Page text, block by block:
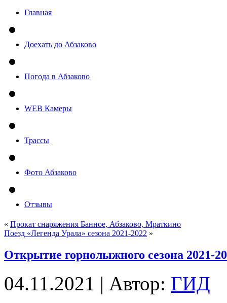
Главная
Доехать до Абзаково
Погода в Абзаково
WEB Камеры
Трассы
Фото Абзаково
Отзывы
« Прокат снаряжения Банное, Абзаково, Мраткино
Поезд «Легенда Урала» сезона 2021-2022 »
Открытие горнолыжного сезона 2021-
04.11.2021 | Автор: ГИД